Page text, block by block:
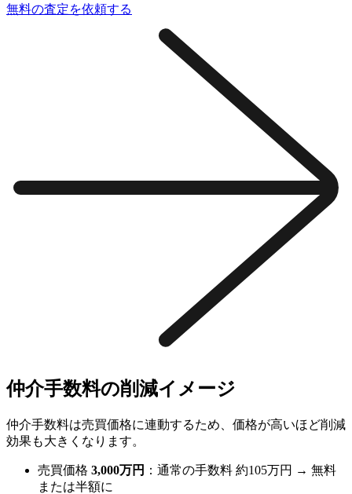
無料の査定を依頼する
仲介手数料の削減イメージ
仲介手数料は売買価格に連動するため、価格が高いほど削減
効果も大きくなります。
売買価格 3,000万円 ：通常の手数料 約105万円 → 無料
または半額に